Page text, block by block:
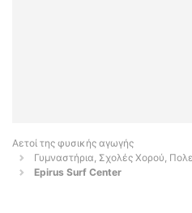
Αετοί της φυσικής αγωγής
Γυμναστήρια, Σχολές Χορού,
Epirus Surf Center